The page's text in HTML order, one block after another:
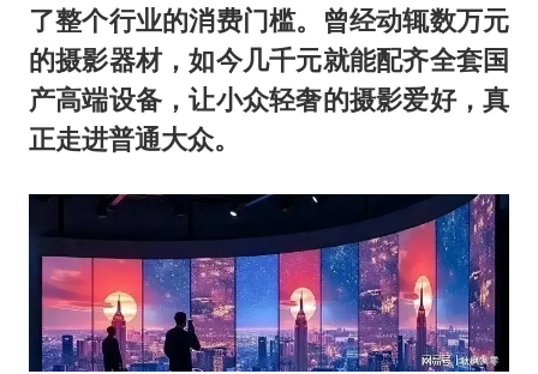
了整个行业的消费门槛。曾经动辄数万元
的摄影器材，如今几千元就能配齐全套国
产高端设备，让小众轻奢的摄影爱好，真
正走进普通大众。